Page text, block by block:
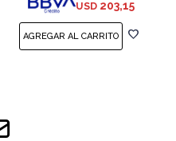
USD 203,15